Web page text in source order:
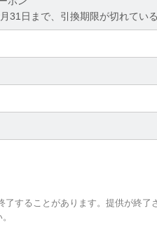
31日まで、引換期限が切れてい
することがあります。提供が終了